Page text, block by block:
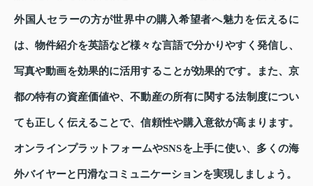
外国人セラーの方が世界中の購入希望者へ魅力を伝えるに
は、物件紹介を英語など様々な言語で分かりやすく発信し、
写真や動画を効果的に活用することが効果的です。また、京
都の特有の資産価値や、不動産の所有に関する法制度につい
ても正しく伝えることで、信頼性や購入意欲が高まります。
オンラインプラットフォームやSNSを上手に使い、多くの海
外バイヤーと円滑なコミュニケーションを実現しましょう。